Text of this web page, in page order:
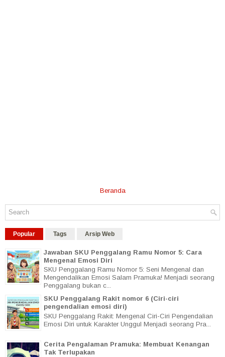
Beranda
Popular Tags Arsip Web
Jawaban SKU Penggalang Ramu Nomor 5: Cara
Mengenal Emosi Diri
SKU Penggalang Ramu Nomor 5: Seni Mengenal dan
Mengendalikan Emosi Salam Pramuka! Menjadi seorang
Penggalang bukan c...
SKU Penggalang Rakit nomor 6 (Ciri-ciri
pengendalian emosi diri)
SKU Penggalang Rakit: Mengenal Ciri-Ciri Pengendalian
Emosi Diri untuk Karakter Unggul Menjadi seorang Pra...
Cerita Pengalaman Pramuka: Membuat Kenangan
Tak Terlupakan